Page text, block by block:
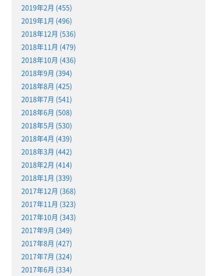
2019年2月 (455)
2019年1月 (496)
2018年12月 (536)
2018年11月 (479)
2018年10月 (436)
2018年9月 (394)
2018年8月 (425)
2018年7月 (541)
2018年6月 (508)
2018年5月 (530)
2018年4月 (439)
2018年3月 (442)
2018年2月 (414)
2018年1月 (339)
2017年12月 (368)
2017年11月 (323)
2017年10月 (343)
2017年9月 (349)
2017年8月 (427)
2017年7月 (324)
2017年6月 (334)